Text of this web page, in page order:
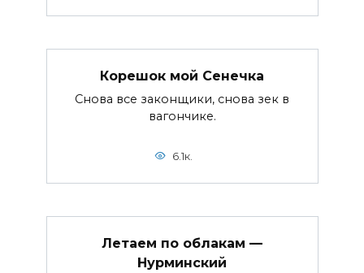
Корешок мой Сенечка
Снова все законщики, снова зек в
вагончике.
6.1к.
Летаем по облакам —
Нурминский